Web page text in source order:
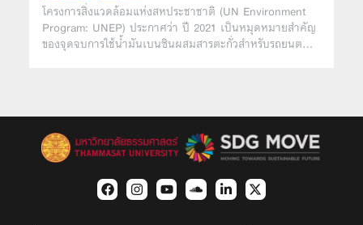
โครงการสิ่งแวดล้อมแห่งสหประชาชาติ (UN Environment
Program: UNEP) ประกาศว่า ปี 2021 เป็นหมุดหมายสำคัญ
ของจุดจบการใช้น้ำมันเบนซินผสมสารตะกั่วสำหรับรถยนต…